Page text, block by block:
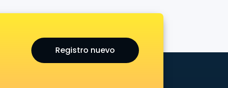
Registro nuevo